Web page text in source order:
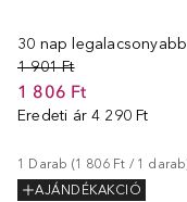
30 nap
1 901 Ft
1 806 Ft
Eredeti ár 4 290 Ft
1 Darab (1 806 Ft / 1 darab
AJÁNDÉKAKCIÓ